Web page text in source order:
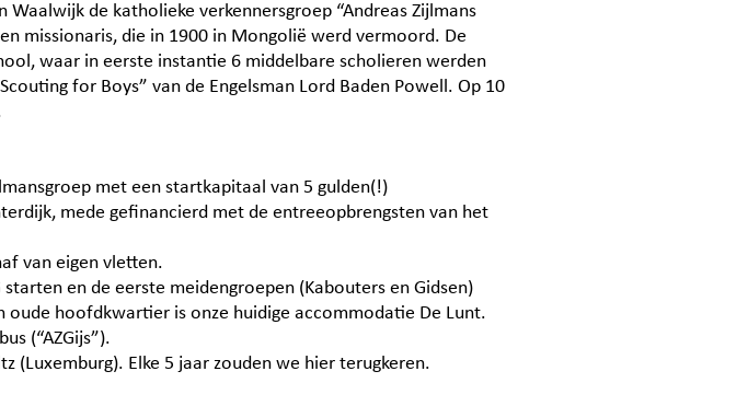
de katholieke verkennersgroep “Andreas Zijlmans
missionaris, die in 1900 in Mongolië werd vermoord. De
waar in eerste instantie 6 middelbare scholieren werden
for Boys” van de Engelsman Lord Baden Powell. Op 10
met een startkapitaal van 5 gulden(!)
mede gefinancierd met de entreeopbrengsten van het
van eigen vletten.
en de eerste meidengroepen (Kabouters en Gidsen)
hoofdkwartier is onze huidige accommodatie De Lunt.
(“AZGijs”).
(Luxemburg). Elke 5 jaar zouden we hier terugkeren.